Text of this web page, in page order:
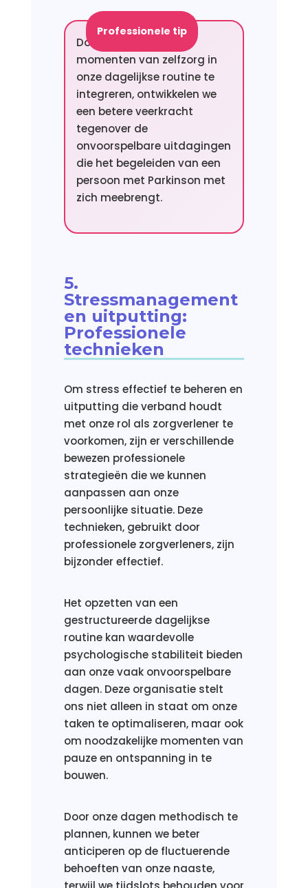
Professionele tip
Door systematisch
momenten van zelfzorg in
onze dagelijkse routine te
integreren, ontwikkelen we
een betere veerkracht
tegenover de
onvoorspelbare uitdagingen
die het begeleiden van een
persoon met Parkinson met
zich meebrengt.
5.
Stressmanagement
en uitputting:
Professionele
technieken
Om stress effectief te beheren en
uitputting die verband houdt
met onze rol als zorgverlener te
voorkomen, zijn er verschillende
bewezen professionele
strategieën die we kunnen
aanpassen aan onze
persoonlijke situatie. Deze
technieken, gebruikt door
professionele zorgverleners, zijn
bijzonder effectief.
Het opzetten van een
gestructureerde dagelijkse
routine kan waardevolle
psychologische stabiliteit bieden
aan onze vaak onvoorspelbare
dagen. Deze organisatie stelt
ons niet alleen in staat om onze
taken te optimaliseren, maar ook
om noodzakelijke momenten van
pauze en ontspanning in te
bouwen.
Door onze dagen methodisch te
plannen, kunnen we beter
anticiperen op de fluctuerende
behoeften van onze naaste,